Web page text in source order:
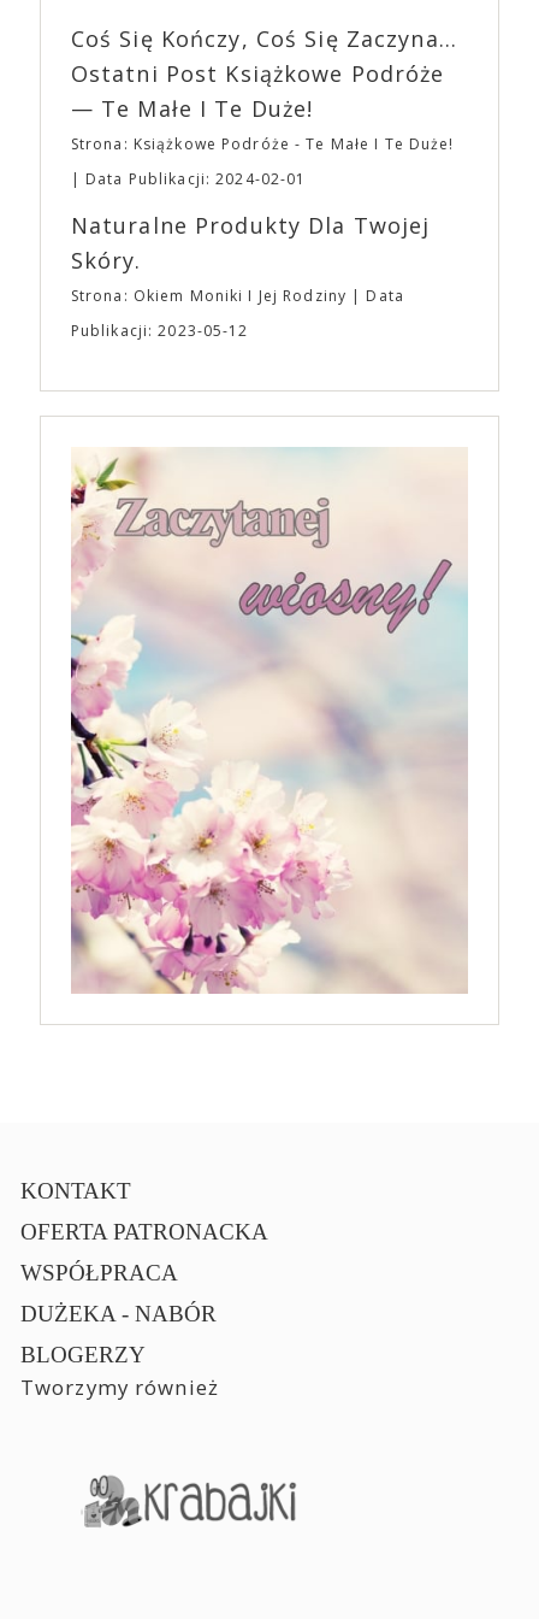
„Bo się boi” w kinach od 21 kwietnia.
EXPO XXI!
Coś Się Kończy, Coś Się Zaczyna...
Ostatni Post Książkowe Podróże
— Te Małe I Te Duże!
Strona: Książkowe Podróże - Te Małe I Te Duże!
Data Publikacji: 2024-02-01
Naturalne Produkty Dla Twojej
Skóry.
Strona: Okiem Moniki I Jej Rodziny
Data
Publikacji: 2023-05-12
KONTAKT
OFERTA PATRONACKA
WSPÓŁPRACA
DUŻEKA - NABÓR
BLOGERZY
Tworzymy również